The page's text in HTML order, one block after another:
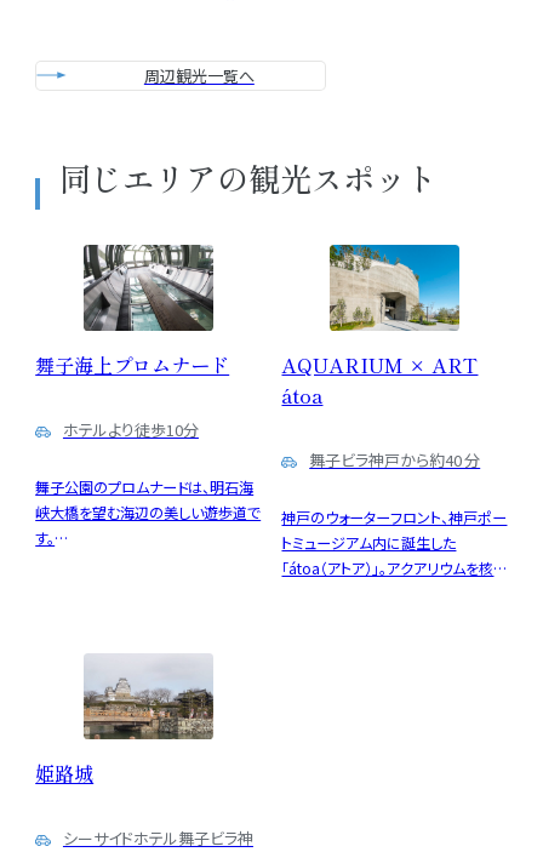
周辺観光一覧へ
同じエリアの観光スポット
舞子海上プロムナード
ホテルより徒歩10分
舞子公園のプロムナードは、明石海
峡大橋を望む海辺の美しい遊歩道で
す。
AQUARIUM × ART
átoa
舞子ビラ神戸から約40 分
神戸のウォーターフロント、神戸ポー
トミュージアム内に誕生した
「átoa（アトア）」。アクアリウムを核
姫路城
シーサイドホテル舞子ビラ神